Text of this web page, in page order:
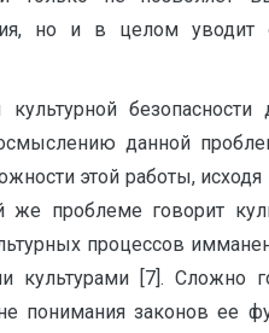
но и в целом уводит
безопасности
данной
этой работы, исходя
же проблеме говорит
процессов
культурами [7]. Сложно
понимания законов ее